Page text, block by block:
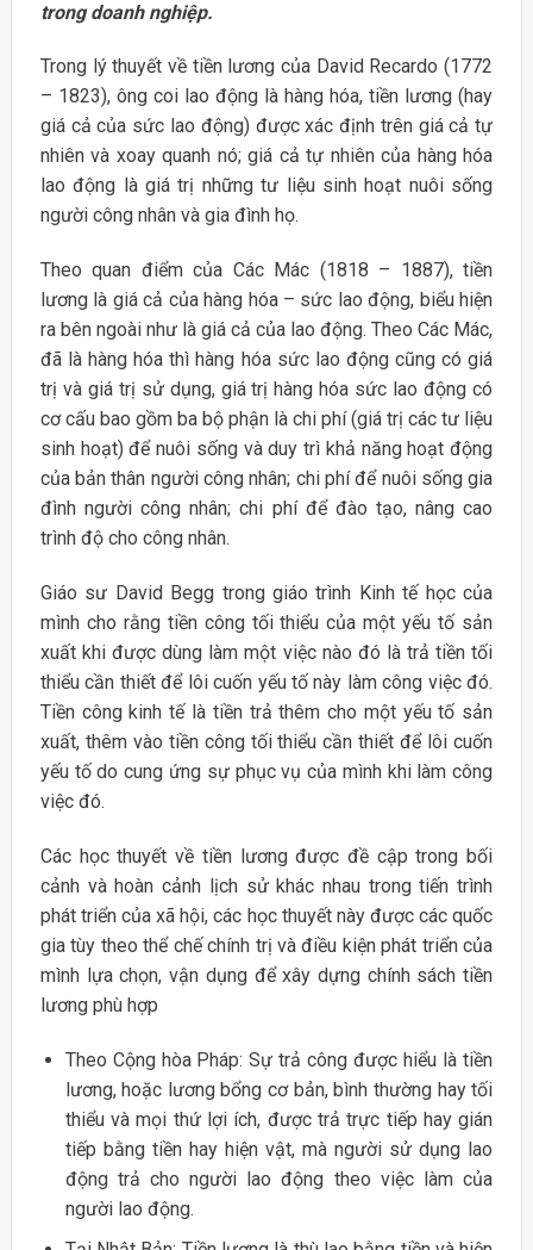
trong doanh nghiệp.
Trong lý thuyết về tiền lương của David Recardo (1772
– 1823), ông coi lao động là hàng hóa, tiền lương (hay
giá cả của sức lao động) được xác định trên giá cả tự
nhiên và xoay quanh nó; giá cả tự nhiên của hàng hóa
lao động là giá trị những tư liệu sinh hoạt nuôi sống
người công nhân và gia đình họ.
Theo quan điểm của Các Mác (1818 – 1887), tiền
lương là giá cả của hàng hóa – sức lao động, biểu hiện
ra bên ngoài như là giá cả của lao động. Theo Các Mác,
đã là hàng hóa thì hàng hóa sức lao động cũng có giá
trị và giá trị sử dụng, giá trị hàng hóa sức lao động có
cơ cấu bao gồm ba bộ phận là chi phí (giá trị các tư liệu
sinh hoạt) để nuôi sống và duy trì khả năng hoạt động
của bản thân người công nhân; chi phí để nuôi sống gia
đình người công nhân; chi phí để đào tạo, nâng cao
trình độ cho công nhân.
Giáo sư David Begg trong giáo trình Kinh tế học của
mình cho rằng tiền công tối thiểu của một yếu tố sản
xuất khi được dùng làm một việc nào đó là trả tiền tối
thiểu cần thiết để lôi cuốn yếu tố này làm công việc đó.
Tiền công kinh tế là tiền trả thêm cho một yếu tố sản
xuất, thêm vào tiền công tối thiểu cần thiết để lôi cuốn
yếu tố do cung ứng sự phục vụ của mình khi làm công
việc đó.
Các học thuyết về tiền lương được đề cập trong bối
cảnh và hoàn cảnh lịch sử khác nhau trong tiến trình
phát triển của xã hội, các học thuyết này được các quốc
gia tùy theo thể chế chính trị và điều kiện phát triển của
mình lựa chọn, vận dụng để xây dựng chính sách tiền
lương phù hợp
Theo Cộng hòa Pháp: Sự trả công được hiểu là tiền
lương, hoặc lương bổng cơ bản, bình thường hay tối
thiểu và mọi thứ lợi ích, được trả trực tiếp hay gián
tiếp bằng tiền hay hiện vật, mà người sử dụng lao
động trả cho người lao động theo việc làm của
người lao động.